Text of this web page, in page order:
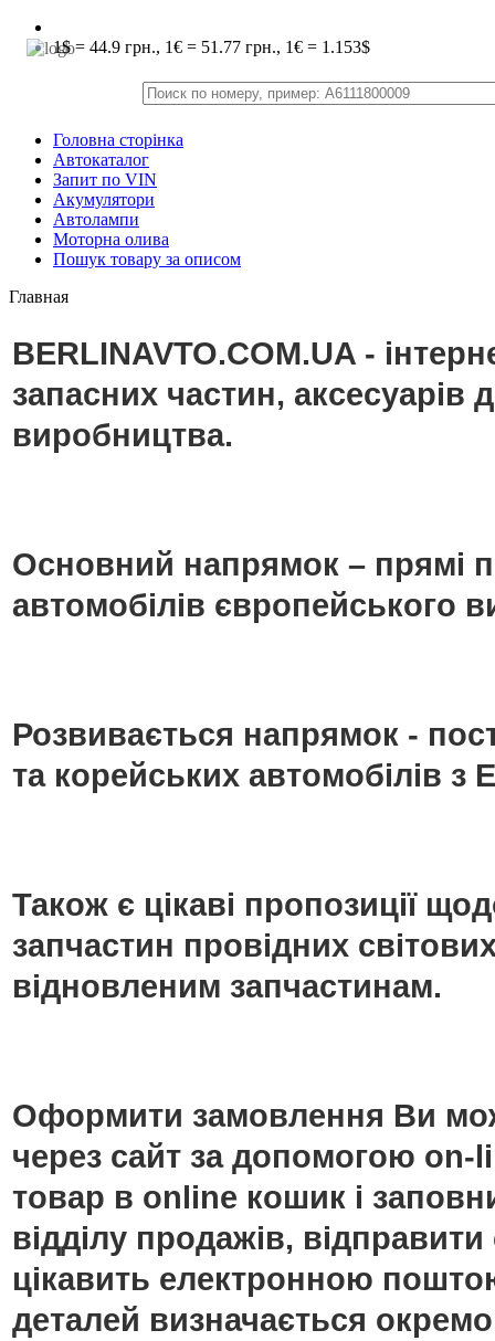
1$ = 44.9 грн., 1€ = 51.77 грн., 1€ = 1.153$
Головна сторінка
Автокаталог
Запит по VIN
Акумулятори
Автолампи
Моторна олива
Пошук товару за описом
Главная
BERLINAVTO.COM.UA -
запасних частин, аксесуарів
виробництва.
Основний напрямок – прямі
автомобілів європейського
Розвивається напрямок -
та корейських автомобілів з
Також є цікаві пропозиції
запчастин провідних
відновленим запчастинам.
Оформити замовлення Ви
через сайт за допомогою
товар в online кошик і
відділу продажів,
цікавить електронною
деталей визначається